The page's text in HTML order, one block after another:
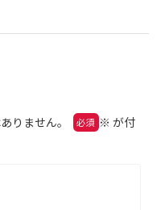
りません。 ※ が付